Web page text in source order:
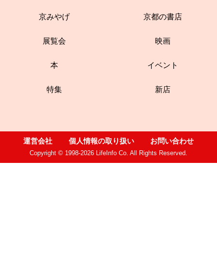
京みやげ 京都の書店
展覧会 映画
本 イベント
特集 新店
運営会社 個人情報の取り扱い お問い合わせ
Copyright © 1998-2026 LifeInfo Co. All Rights Reserved.